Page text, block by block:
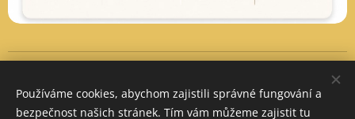
Měna
Používáme cookies, abychom zajistili správné fungování a
bezpečnost našich stránek. Tím vám můžeme zajistit tu